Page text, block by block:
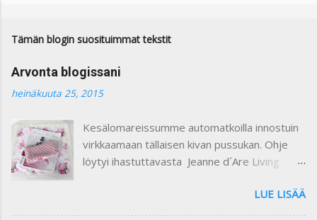
e
t
i
Tämän blogin suosituimmat tekstit
Arvonta blogissani
heinäkuuta 25, 2015
Kesälomareissumme automatkoilla innostuin
virkkaamaan tällaisen kivan pussukan. Ohje
löytyi ihastuttavasta Jeanne d´Are Living
lehtien sisustusjutut ovat todella ihastuttavia
ja niin kauniita. Lehdistä löytyy niin paljon
LUE LISÄÄ